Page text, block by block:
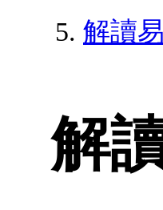
解讀
解